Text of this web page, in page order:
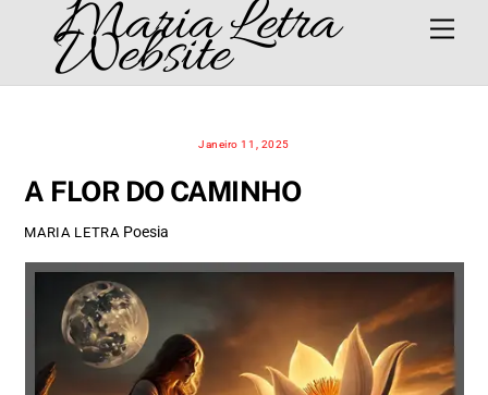
content
Maria Letra
Website
Janeiro 11, 2025
A FLOR DO CAMINHO
MARIA LETRA Poesia